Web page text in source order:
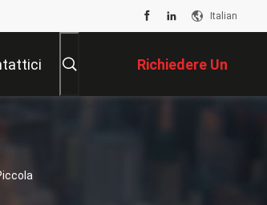
Italian
Richiedere Un
Preventivo